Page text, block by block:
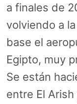
a finales de
volviendo a
base el
Egipto, muy
Se están
entre El